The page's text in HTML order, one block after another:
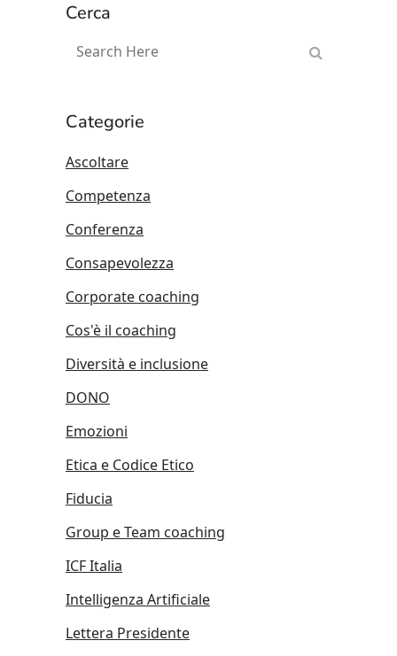
Cerca
Categorie
Ascoltare
Competenza
Conferenza
Consapevolezza
Corporate coaching
Cos'è il coaching
Diversità e inclusione
DONO
Emozioni
Etica e Codice Etico
Fiducia
Group e Team coaching
ICF Italia
Intelligenza Artificiale
Lettera Presidente